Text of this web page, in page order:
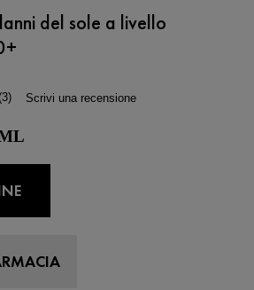
del sole a livello
(3) Scrivi una recensione